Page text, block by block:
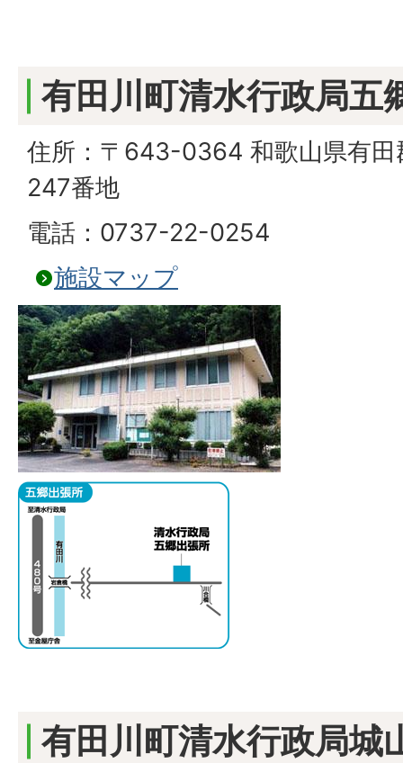
有田川町清水行政局五
住所：〒643-0364 和歌山県有田
247番地
電話：0737-22-0254
施設マップ
有田川町清水行政局城